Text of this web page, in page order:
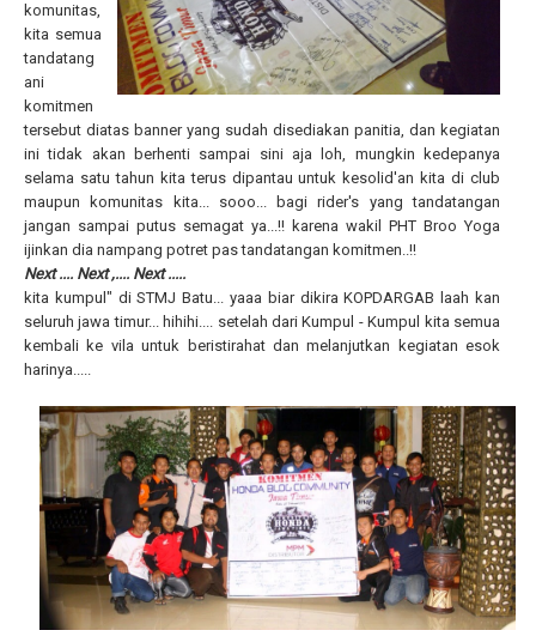
komunitas,
kita semua
tandatang
ani
komitmen
tersebut diatas banner yang sudah disediakan panitia, dan kegiatan
ini tidak akan berhenti sampai sini aja loh, mungkin kedepanya
selama satu tahun kita terus dipantau untuk kesolid'an kita di club
maupun komunitas kita... sooo... bagi rider's yang tandatangan
jangan sampai putus semagat ya...!! karena wakil PHT Broo Yoga
ijinkan dia nampang potret pas tandatangan komitmen..!!
Next .... Next ,.... Next .....
kita kumpul" di STMJ Batu... yaaa biar dikira KOPDARGAB laah kan
seluruh jawa timur... hihihi.... setelah dari Kumpul - Kumpul kita semua
kembali ke vila untuk beristirahat dan melanjutkan kegiatan esok
harinya.....